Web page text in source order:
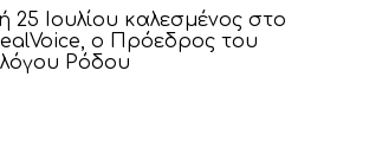
Ιουλίου καλεσμένος στο
ο Πρόεδρος του
Ρόδου